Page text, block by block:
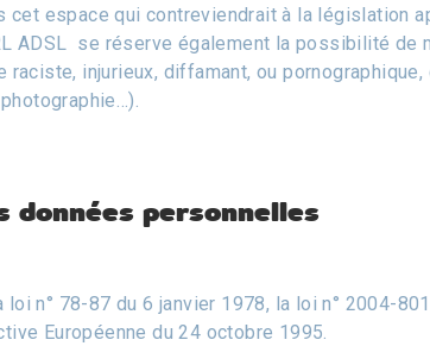
espace qui contreviendrait à la législation
ADSL se réserve également la possibilité de
injurieux, diffamant, ou
photographie…).
données personnelles
n° 78-87 du 6 janvier 1978, la loi n° 2004-
Européenne du 24 octobre 1995.